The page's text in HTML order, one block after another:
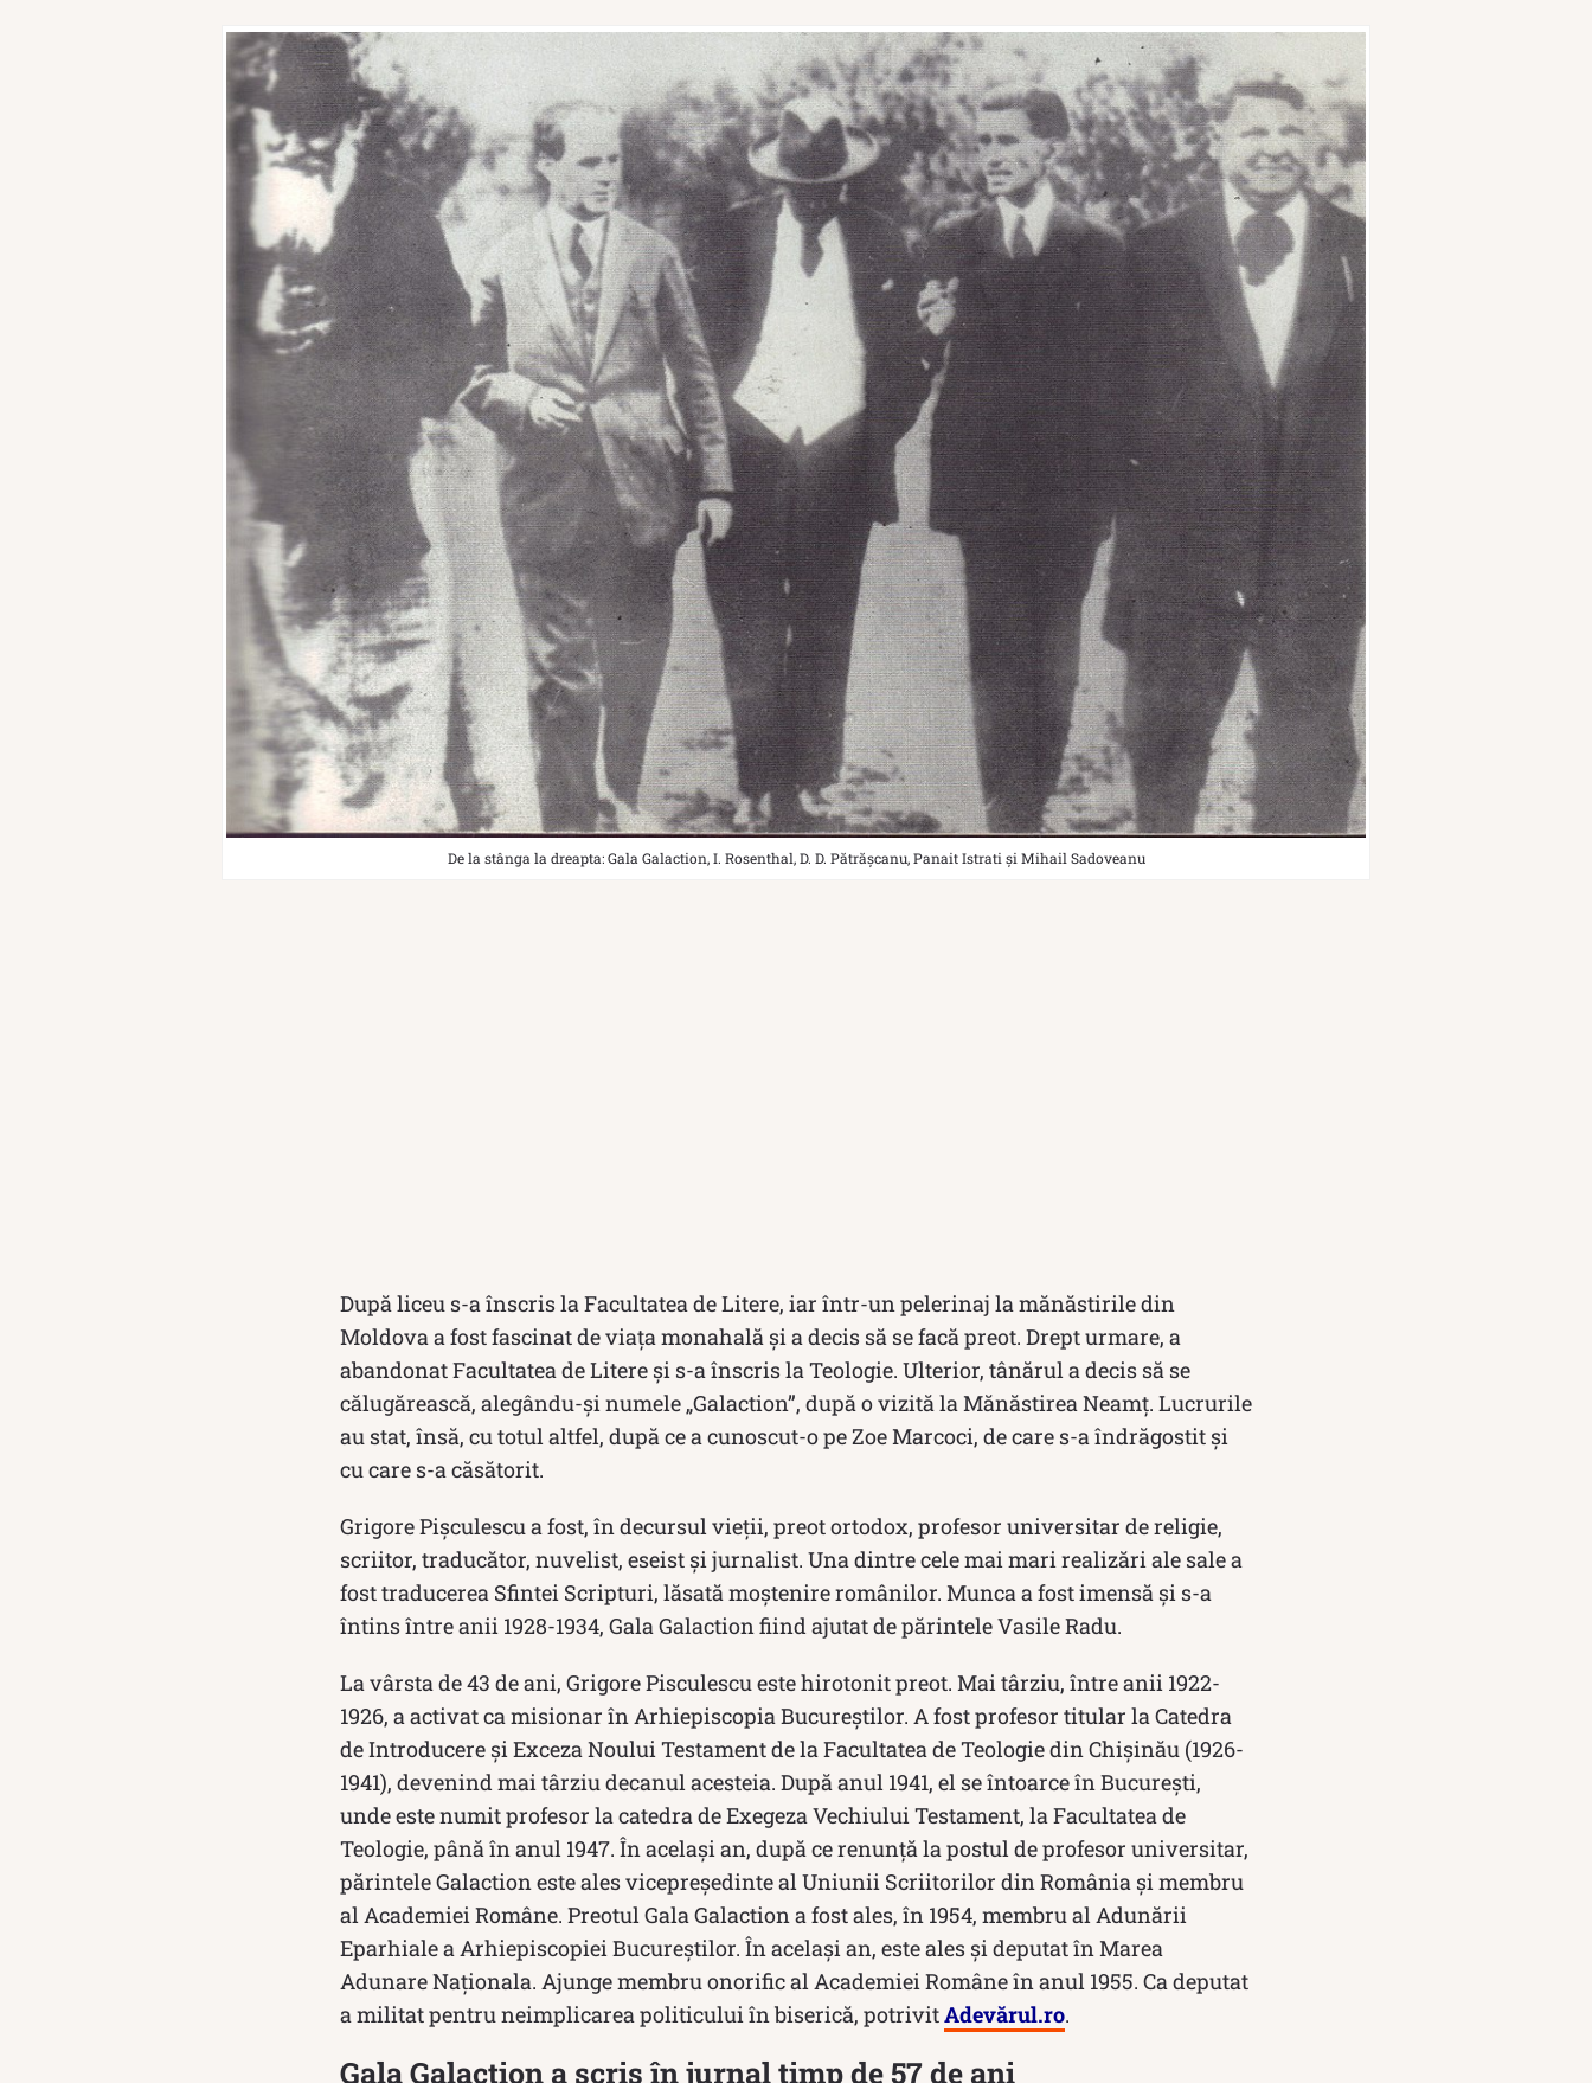
De la stânga la dreapta: Gala Galaction, I. Rosenthal, D. D. Pătrășcanu, Panait Istrati și Mihail Sadoveanu
După liceu s-a înscris la Facultatea de Litere, iar într-un pelerinaj la mănăstirile din
Moldova a fost fascinat de viața monahală și a decis să se facă preot. Drept urmare, a
abandonat Facultatea de Litere și s-a înscris la Teologie. Ulterior, tânărul a decis să se
călugărească, alegându-și numele „Galaction”, după o vizită la Mănăstirea Neamț. Lucrurile
au stat, însă, cu totul altfel, după ce a cunoscut-o pe Zoe Marcoci, de care s-a îndrăgostit și
cu care s-a căsătorit.
Grigore Pişculescu a fost, în decursul vieții, preot ortodox, profesor universitar de religie,
scriitor, traducător, nuvelist, eseist şi jurnalist. Una dintre cele mai mari realizări ale sale a
fost traducerea Sfintei Scripturi, lăsată moștenire românilor. Munca a fost imensă și s-a
întins între anii 1928-1934, Gala Galaction fiind ajutat de părintele Vasile Radu.
La vârsta de 43 de ani, Grigore Pisculescu este hirotonit preot. Mai târziu, între anii 1922-
1926, a activat ca misionar în Arhiepiscopia Bucureştilor. A fost profesor titular la Catedra
de Introducere şi Exceza Noului Testament de la Facultatea de Teologie din Chişinău (1926-
1941), devenind mai târziu decanul acesteia. După anul 1941, el se întoarce în Bucureşti,
unde este numit profesor la catedra de Exegeza Vechiului Testament, la Facultatea de
Teologie, până în anul 1947. În același an, după ce renunţă la postul de profesor universitar,
părintele Galaction este ales vicepreşedinte al Uniunii Scriitorilor din România şi membru
al Academiei Române. Preotul Gala Galaction a fost ales, în 1954, membru al Adunării
Eparhiale a Arhiepiscopiei Bucureştilor. În acelaşi an, este ales şi deputat în Marea
Adunare Naţionala. Ajunge membru onorific al Academiei Române în anul 1955. Ca deputat
a militat pentru neimplicarea politicului în biserică, potrivitAdevărul.ro.
Gala Galaction a scris în jurnal timp de 57 de ani